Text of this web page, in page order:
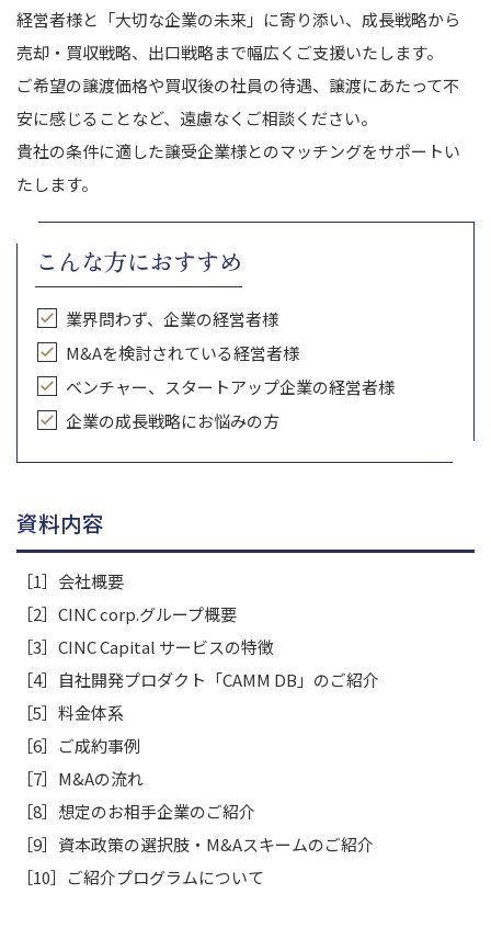
経営者様と「大切な企業の未来」に寄り添い、成長戦略から
売却・買収戦略、出口戦略まで幅広くご支援いたします。
ご希望の譲渡価格や買収後の社員の待遇、譲渡にあたって不
安に感じることなど、遠慮なくご相談ください。
貴社の条件に適した譲受企業様とのマッチングをサポートい
たします。
こんな方におすすめ
業界問わず、企業の経営者様
M&Aを検討されている経営者様
ベンチャー、スタートアップ企業の経営者様
企業の成長戦略にお悩みの方
資料内容
［1］会社概要
［2］CINC corp.グループ概要
［3］CINC Capital サービスの特徴
［4］自社開発プロダクト「CAMM DB」のご紹介
［5］料金体系
［6］ご成約事例
［7］M&Aの流れ
［8］想定のお相手企業のご紹介
［9］資本政策の選択肢・M&Aスキームのご紹介
［10］ご紹介プログラムについて